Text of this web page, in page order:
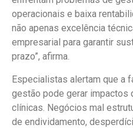
operacionais e baixa
não apenas excelência
empresarial para garantir
prazo”, afirma.
Especialistas alertam que a
gestão pode gerar impactos
clínicas. Negócios mal
de endividamento,